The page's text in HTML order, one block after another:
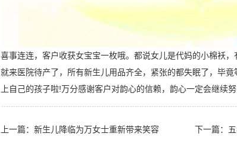
喜事连连，客户收获女宝宝一枚哦。都说女儿是代妈的小棉袄
就来医院待产了，所有新生儿用品齐全，紧张的都失眠了，毕
上自己的孩子啦!万分感谢客户对韵心的信赖，韵心一定会继续
上一篇： 新生儿降临为万女士重新带来笑容 下一篇：